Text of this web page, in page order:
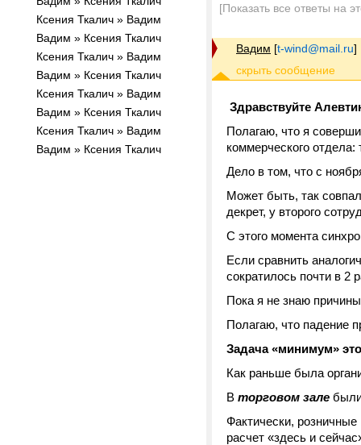
Ксения Ткалич » Вадим
Вадим » Ксения Ткалич
Ксения Ткалич » Вадим
Вадим » Ксения Ткалич
Ксения Ткалич » Вадим
Вадим » Ксения Ткалич
Ксения Ткалич » Вадим
Вадим » Ксения Ткалич
[Показать все ответы на
Вадим [t-wind@mail.ru]
Здравствуйте
Полагаю, что я
коммерческого отдела:
Дело в том, что с
Может быть, так
декрет, у второго
С этого момента
Если сравнить
сократилось почти в 2
Пока я не знаю
Полагаю, что падение
Задача «минимум»
Как раньше была
В торговом зале
Фактически,
расчет «здесь и